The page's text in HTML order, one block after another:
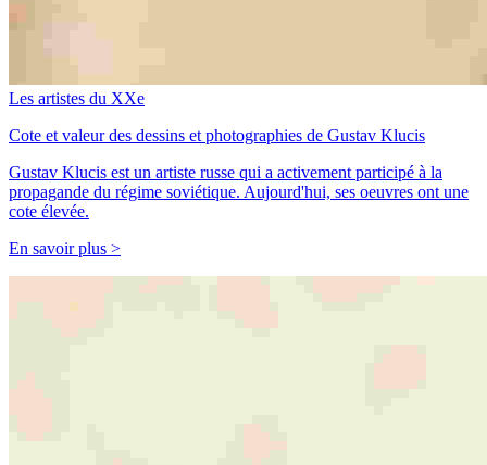
Les artistes du XXe
Cote et valeur des dessins et photographies de Gustav Klucis
Gustav Klucis est un artiste russe qui a activement participé à la
propagande du régime soviétique. Aujourd'hui, ses oeuvres ont une
cote élevée.
En savoir plus >